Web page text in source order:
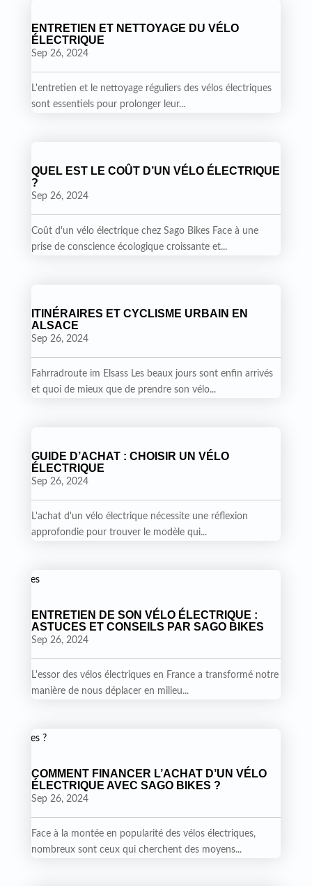
ENTRETIEN ET NETTOYAGE DU VÉLO
ÉLECTRIQUE
Sep 26, 2024
L'entretien et le nettoyage réguliers des vélos électriques
sont essentiels pour prolonger leur...
QUEL EST LE COÛT D’UN VÉLO ÉLECTRIQUE
?
Sep 26, 2024
Coût d'un vélo électrique chez Sago Bikes Face à une
prise de conscience écologique croissante et...
ITINÉRAIRES ET CYCLISME URBAIN EN
ALSACE
Sep 26, 2024
Fahrradroute im Elsass Les beaux jours sont enfin arrivés
et quoi de mieux que de prendre son vélo...
GUIDE D’ACHAT : CHOISIR UN VÉLO
ÉLECTRIQUE
Sep 26, 2024
L'achat d'un vélo électrique nécessite une réflexion
approfondie pour trouver le modèle qui...
ENTRETIEN DE SON VÉLO ÉLECTRIQUE :
ASTUCES ET CONSEILS PAR SAGO BIKES
Sep 26, 2024
L'essor des vélos électriques en France a transformé notre
manière de nous déplacer en milieu...
COMMENT FINANCER L’ACHAT D’UN VÉLO
ÉLECTRIQUE AVEC SAGO BIKES ?
Sep 26, 2024
Face à la montée en popularité des vélos électriques,
nombreux sont ceux qui cherchent des moyens...